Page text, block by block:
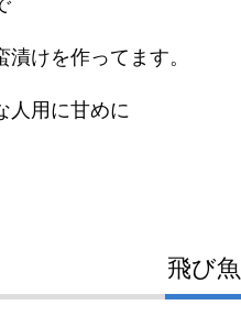
けを作ってます。
人用に甘めに
飛び魚